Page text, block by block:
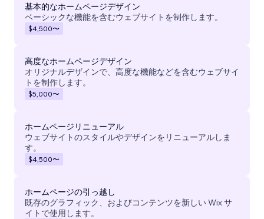
基本的なホームページデザイン
ベーシックな機能を含むウェブサイトを制作します。
$4,500〜
高度なホームページデザイン
オリジナルデザインで、高度な機能などを含むウェブサイ
トを制作します。
$5,000〜
ホームページリニューアル
ウェブサイトのスタイルやデザインをリニューアルしま
す。
$4,500〜
ホームページの引っ越し
既存のグラフィック、およびコンテンツを新しい Wix サ
イトで使用します。